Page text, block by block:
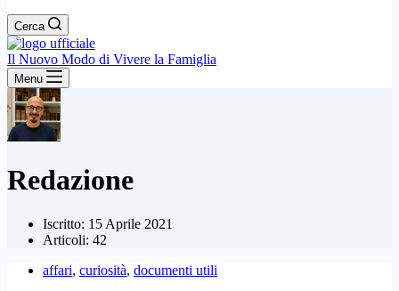
Cerca
Il Nuovo Modo di Vivere la Famiglia
Menu
Redazione
Iscritto: 15 Aprile 2021
Articoli: 42
affari, curiosità, documenti utili